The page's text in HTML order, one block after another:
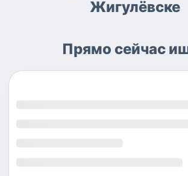
Жигулёвске
Прямо сейчас